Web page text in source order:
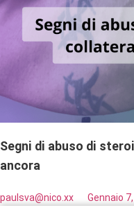
Segni di abuso di
ancora
paulsva@nico.xx Gennaio